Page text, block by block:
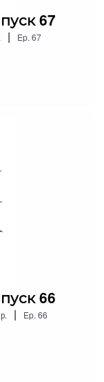
67
| Ep. 67
66
| Ep. 66